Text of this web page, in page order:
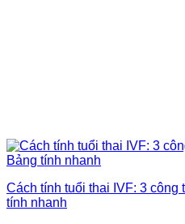
Cách tính tuổi thai IVF: 3 công
tính nhanh